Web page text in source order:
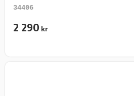
34406
2 290 kr